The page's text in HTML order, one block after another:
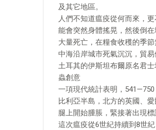
及其它地區。
人們不知道瘟疫從何而來，
能會突然身體搖晃，然後倒
大量死亡，在糧食收穫的季
中海沿岸城市死氣沉沉，貿易
土耳其的伊斯坦布爾原名君
蟲創意
一項現代統計表明，
比利亞半島，北方的英國、
腿上開始腫脹，緊接著出現
這次瘟疫從6世紀持續到8世